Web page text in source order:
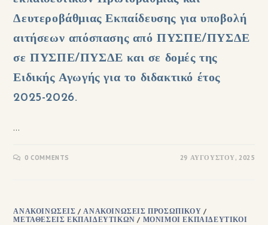
Δευτεροβάθμιας Εκπαίδευσης για υποβολή
αιτήσεων απόσπασης από ΠΥΣΠΕ/ΠΥΣΔΕ
σε ΠΥΣΠΕ/ΠΥΣΔΕ και σε δομές της
Ειδικής Αγωγής για το διδακτικό έτος
2025-2026.
…
0 COMMENTS 29 ΑΥΓΟΎΣΤΟΥ, 2025
ΑΝΑΚΟΙΝΏΣΕΙΣ /ΑΝΑΚΟΙΝΏΣΕΙΣ ΠΡΟΣΩΠΙΚΟΎ /
ΜΕΤΑΘΈΣΕΙΣ ΕΚΠΑΙΔΕΥΤΙΚΏΝ / ΜΌΝΙΜΟΙ ΕΚΠΑΙΔΕΥΤΙΚΟΊ